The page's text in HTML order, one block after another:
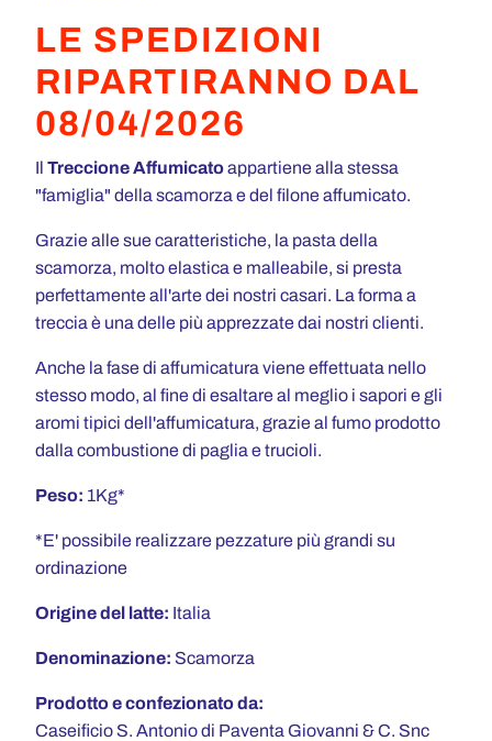
LE SPEDIZIONI
RIPARTIRANNO DAL
08/04/2026
Il Treccione Affumicatoappartiene alla stessa
"famiglia" della scamorza e del filone affumicato.
Grazie alle sue caratteristiche, la pasta della
scamorza, molto elastica e malleabile, si presta
perfettamente all'arte dei nostri casari. La forma a
treccia è una delle più apprezzate dai nostri clienti.
Anche la fase di affumicatura viene effettuata nello
stesso modo, al fine di esaltare al meglio i sapori e gli
aromi tipici dell'affumicatura, grazie al fumo prodotto
dalla combustione di paglia e trucioli.
Peso: 1Kg*
*E' possibile realizzare pezzature più grandi su
ordinazione
Origine del latte: Italia
Denominazione: Scamorza
Prodotto e confezionato da:
Caseificio S. Antonio di Paventa Giovanni & C. Snc